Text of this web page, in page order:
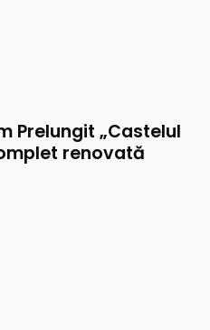
Prelungit „Castelul
renovată